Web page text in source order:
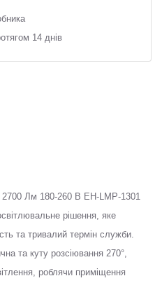
14 днів
Лм 180-260 В EH-LMP-1301
рішення, яке
та тривалий термін служби.
та куту розсіювання 270°,
роблячи приміщення